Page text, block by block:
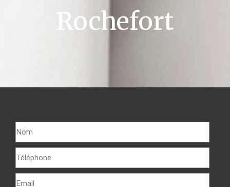
Rochefort